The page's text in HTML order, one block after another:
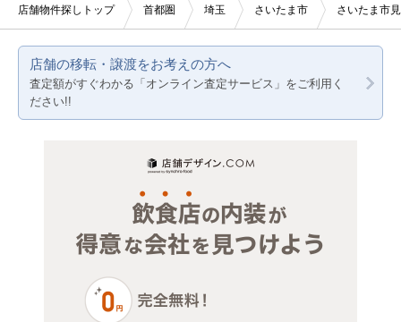
賃料20万円以下
物販・小売
ジム・教室・スタジオ
その他サービス・その他
さいたま市桜区
さいたま市中央区
さいたま市南区
さいたま市見沼区
千葉
埼玉
神奈川
千葉
店舗物件探しトップ 首都圏 埼玉 さいたま市 さいたま市
店舗の移転・譲渡をお考えの方へ
査定額がすぐわかる「オンライン査定サービス」をご利用く
ださい!!